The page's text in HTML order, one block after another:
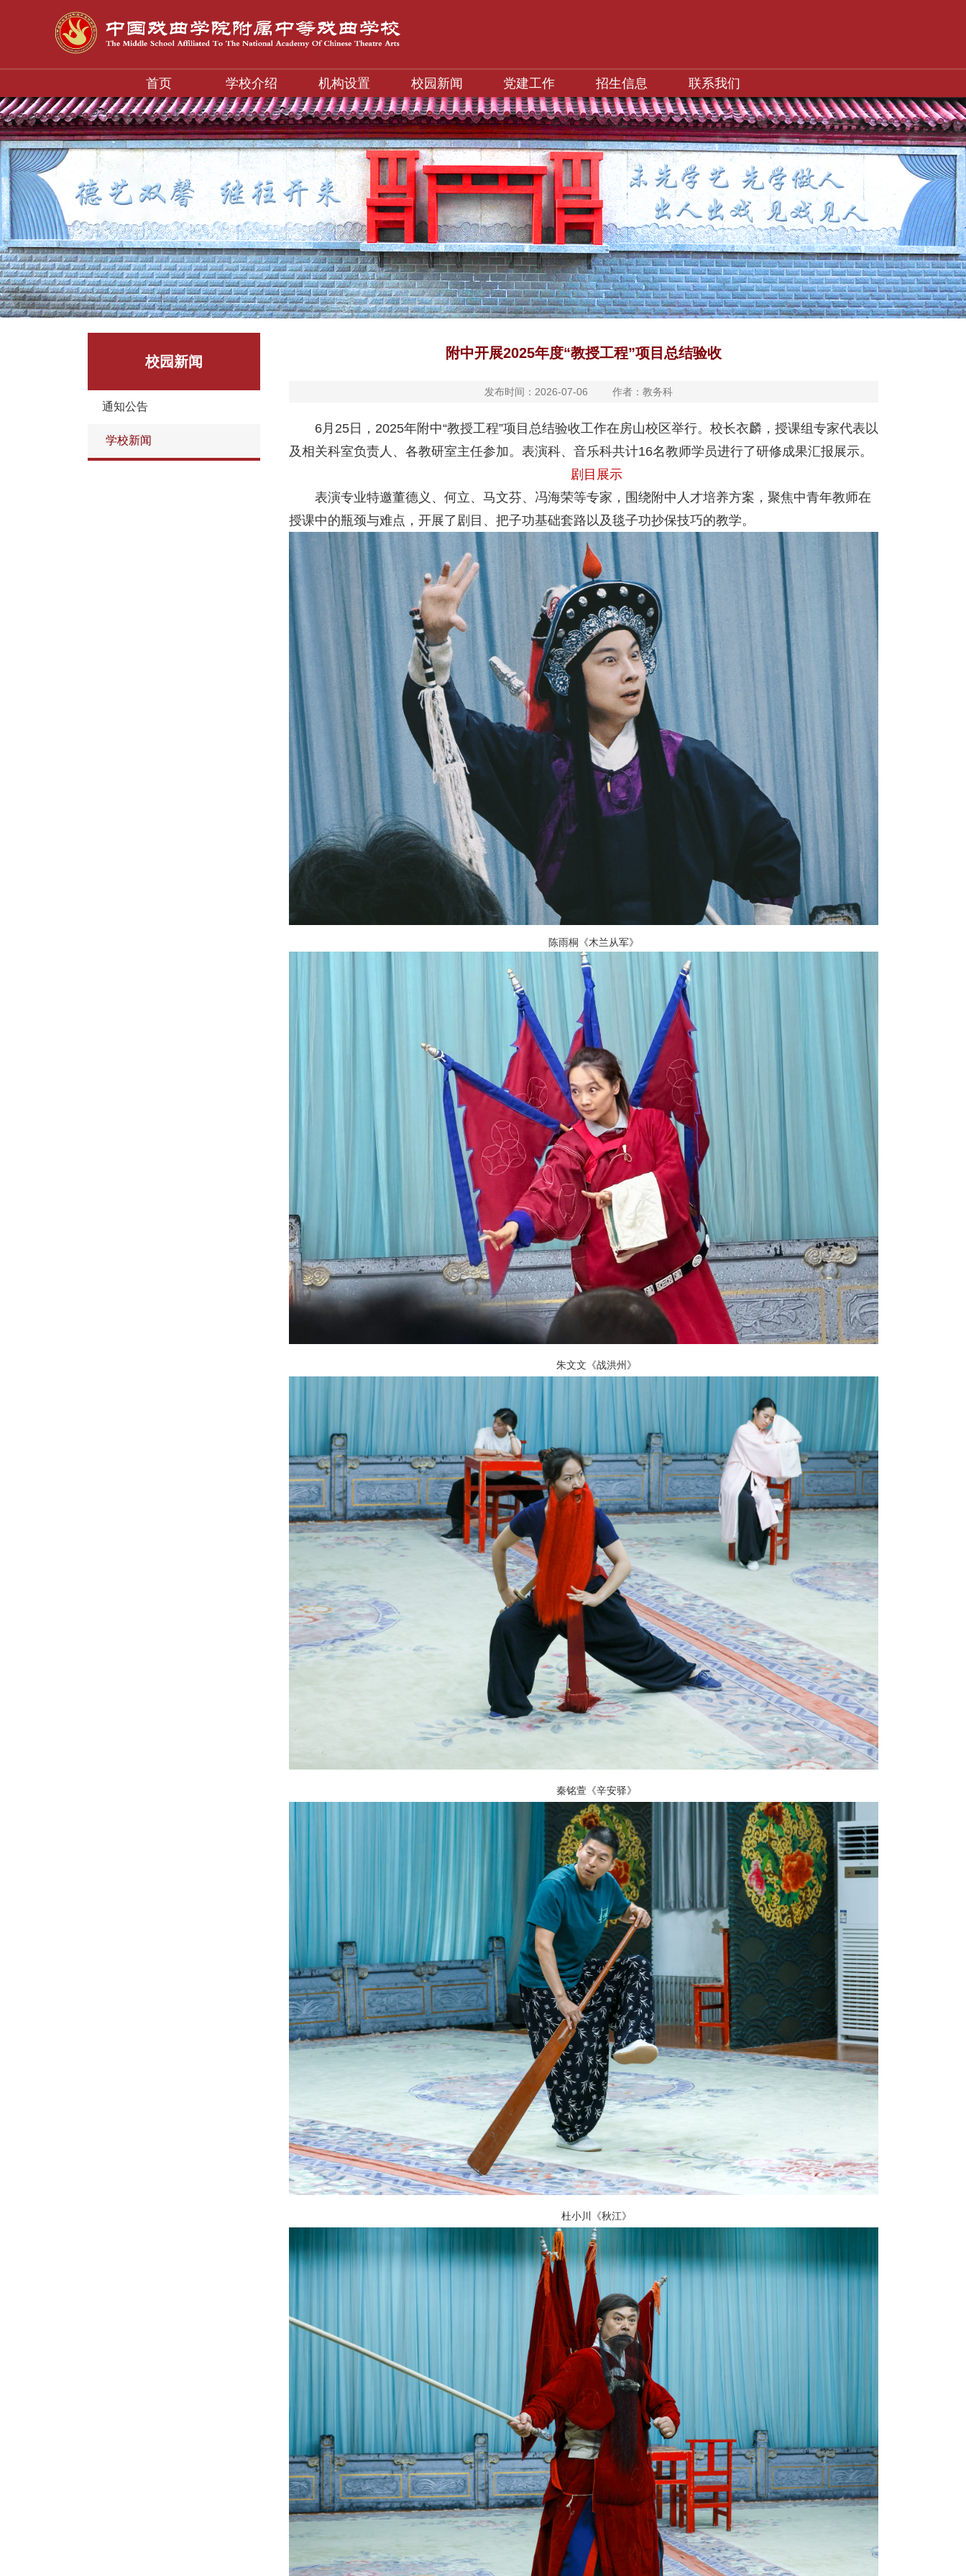
首页 学校介绍 机构设置 校园新闻 党建工作 招生信息 联系我们
校园新闻
通知公告
学校新闻
附中开展2025年度“教授工程”项目总结验收
发布时间：2026-07-06 作者：教务科
6月25日，2025年附中“教授工程”项目总结验收工作在房山校区举行。校长衣麟，授课组专家代表以
及相关科室负责人、各教研室主任参加。表演科、音乐科共计16名教师学员进行了研修成果汇报展示。
剧目展示
表演专业特邀董德义、何立、马文芬、冯海荣等专家，围绕附中人才培养方案，聚焦中青年教师在
授课中的瓶颈与难点，开展了剧目、把子功基础套路以及毯子功抄保技巧的教学。
陈雨桐《木兰从军》
朱文文《战洪州》
秦铭萱《辛安驿》
杜小川《秋江》